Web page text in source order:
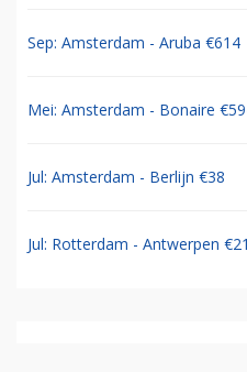
Sep: Amsterdam - Aruba €614
Mei: Amsterdam - Bonaire
Jul: Amsterdam - Berlijn €38
Jul: Rotterdam - Antwerpen €21